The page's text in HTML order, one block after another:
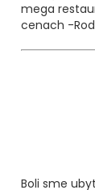
mega
cenach -
Boli sme